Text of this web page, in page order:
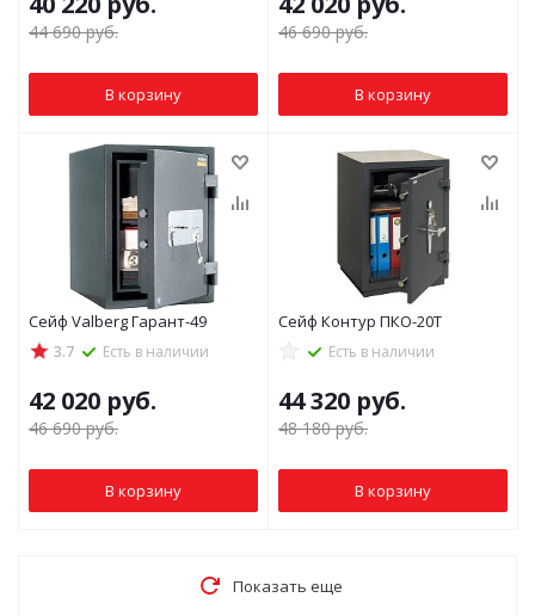
44 690руб.
В корзину
46 690руб.
В корзину
Сейф Valberg Гарант-49
3.7 Есть в наличии
42 020 руб.
46 690руб.
В корзину
Сейф Контур ПКО-20Т
Есть в наличии
44 320 руб.
48 180руб.
В корзину
Показать еще